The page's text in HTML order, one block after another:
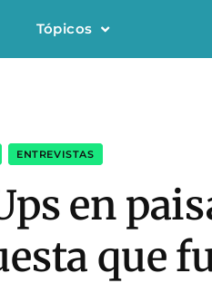
Tópicos
ENTREVISTAS
en
que